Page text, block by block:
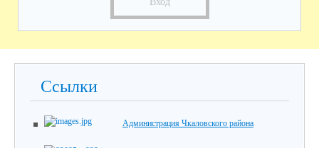
Ссылки
Администрация Чкаловского района